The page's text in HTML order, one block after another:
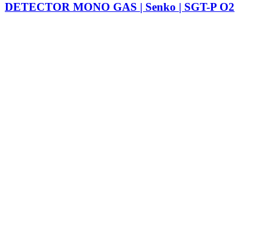
DETECTOR MONO GAS | Senko | SGT-P O2